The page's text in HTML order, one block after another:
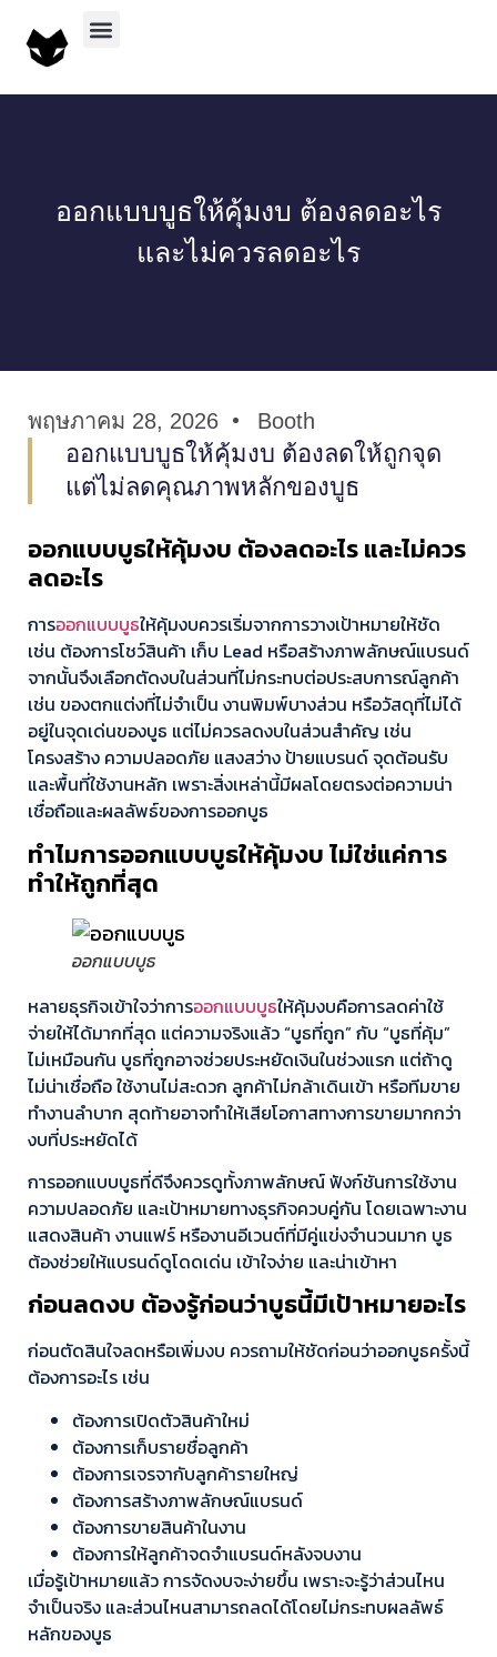
ออกแบบบูธให้คุ้มงบ ต้องลดอะไร
และไม่ควรลดอะไร
พฤษภาคม 28, 2026 Booth
ออกแบบบูธให้คุ้มงบ ต้องลดให้ถูกจุด
แต่ไม่ลดคุณภาพหลักของบูธ
ออกแบบบูธให้คุ้มงบ ต้องลดอะไร และไม่ควร
ลดอะไร
การออกแบบบูธให้คุ้มงบควรเริ่มจากการวางเป้าหมายให้ชัด
เช่น ต้องการโชว์สินค้า เก็บ Lead หรือสร้างภาพลักษณ์แบรนด์
จากนั้นจึงเลือกตัดงบในส่วนที่ไม่กระทบต่อประสบการณ์ลูกค้า
เช่น ของตกแต่งที่ไม่จำเป็น งานพิมพ์บางส่วน หรือวัสดุที่ไม่ได้
อยู่ในจุดเด่นของบูธ แต่ไม่ควรลดงบในส่วนสำคัญ เช่น
โครงสร้าง ความปลอดภัย แสงสว่าง ป้ายแบรนด์ จุดต้อนรับ
และพื้นที่ใช้งานหลัก เพราะสิ่งเหล่านี้มีผลโดยตรงต่อความน่า
เชื่อถือและผลลัพธ์ของการออกบูธ
ทำไมการออกแบบบูธให้คุ้มงบ ไม่ใช่แค่การ
ทำให้ถูกที่สุด
ออกแบบบูธ
หลายธุรกิจเข้าใจว่าการออกแบบบูธให้คุ้มงบคือการลดค่าใช้
จ่ายให้ได้มากที่สุด แต่ความจริงแล้ว “บูธที่ถูก” กับ “บูธที่คุ้ม”
ไม่เหมือนกัน บูธที่ถูกอาจช่วยประหยัดเงินในช่วงแรก แต่ถ้าดู
ไม่น่าเชื่อถือ ใช้งานไม่สะดวก ลูกค้าไม่กล้าเดินเข้า หรือทีมขาย
ทำงานลำบาก สุดท้ายอาจทำให้เสียโอกาสทางการขายมากกว่า
งบที่ประหยัดได้
การออกแบบบูธที่ดีจึงควรดูทั้งภาพลักษณ์ ฟังก์ชันการใช้งาน
ความปลอดภัย และเป้าหมายทางธุรกิจควบคู่กัน โดยเฉพาะงาน
แสดงสินค้า งานแฟร์ หรืองานอีเวนต์ที่มีคู่แข่งจำนวนมาก บูธ
ต้องช่วยให้แบรนด์ดูโดดเด่น เข้าใจง่าย และน่าเข้าหา
ก่อนลดงบ ต้องรู้ก่อนว่าบูธนี้มีเป้าหมายอะไร
ก่อนตัดสินใจลดหรือเพิ่มงบ ควรถามให้ชัดก่อนว่าออกบูธครั้งนี้
ต้องการอะไร เช่น
ต้องการเปิดตัวสินค้าใหม่
ต้องการเก็บรายชื่อลูกค้า
ต้องการเจรจากับลูกค้ารายใหญ่
ต้องการสร้างภาพลักษณ์แบรนด์
ต้องการขายสินค้าในงาน
ต้องการให้ลูกค้าจดจำแบรนด์หลังจบงาน
เมื่อรู้เป้าหมายแล้ว การจัดงบจะง่ายขึ้น เพราะจะรู้ว่าส่วนไหน
จำเป็นจริง และส่วนไหนสามารถลดได้โดยไม่กระทบผลลัพธ์
หลักของบูธ